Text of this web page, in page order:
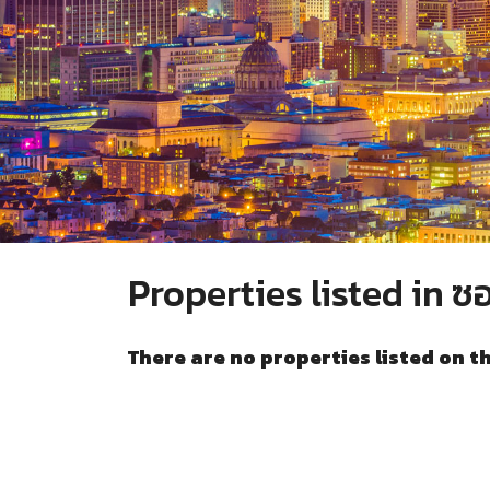
Properties listed in
There are no properties listed on